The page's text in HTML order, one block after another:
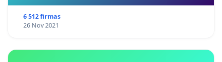
6 512 firmas
26 Nov 2021